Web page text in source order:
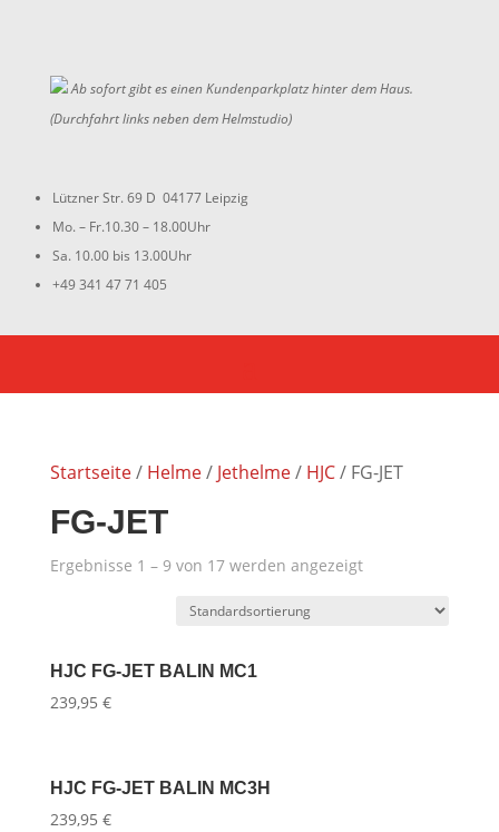
Ab sofort gibt es einen Kundenparkplatz hinter dem Haus.
(Durchfahrt links neben dem Helmstudio)
Lützner Str. 69 D 04177 Leipzig
Mo. – Fr.10.30 – 18.00Uhr
Sa. 10.00 bis 13.00Uhr
+49 341 47 71 405
Startseite/ Helme/ Jethelme/ HJC/ FG-JET
FG-JET
Ergebnisse 1 – 9 von 17 werden angezeigt
HJC FG-JET BALIN MC1
239,95 €
HJC FG-JET BALIN MC3H
239,95 €